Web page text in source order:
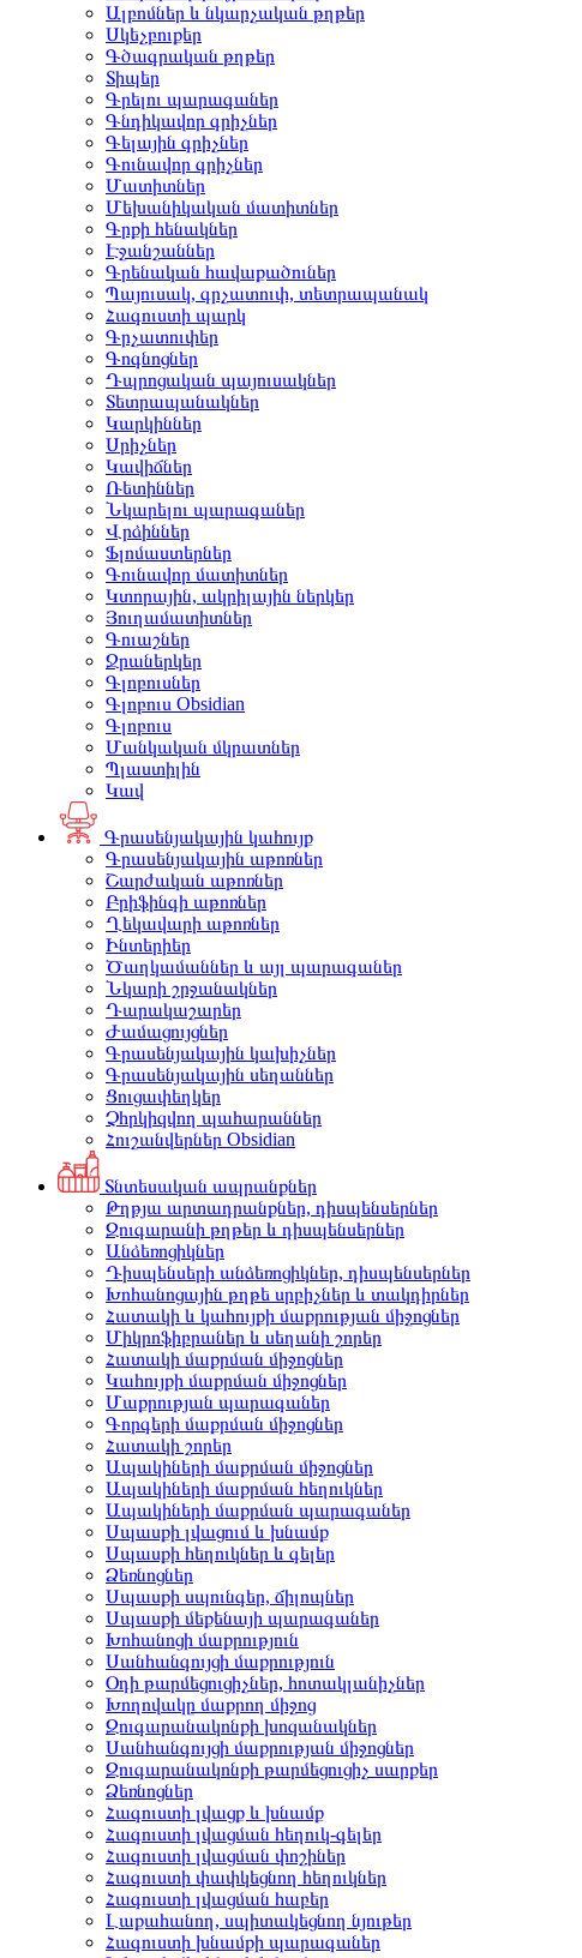
Ալբոմներ և նկարչական թղթեր
Սկեչբուքեր
Գծագրական թղթեր
Տիպեր
Գրելու պարագաներ
Գնդիկավոր գրիչներ
Գելային գրիչներ
Գունավոր գրիչներ
Մատիտներ
Մեխանիկական մատիտներ
Գրքի հենակներ
Էջանշաններ
Գրենական հավաքածուներ
Պայուսակ, գրչատուփ, տետրապանակ
Հագուստի պարկ
Գրչատուփեր
Գոգնոցներ
Դպրոցական պայուսակներ
Տետրապանակներ
Կարկիններ
Սրիչներ
Կավիճներ
Ռետիններ
Նկարելու պարագաներ
Վրձիններ
Ֆլոմաստերներ
Գունավոր մատիտներ
Կտորային, ակրիլային ներկեր
Յուղամատիտներ
Գուաշներ
Ջրաներկեր
Գլոբուսներ
Գլոբուս Obsidian
Գլոբուս
Մանկական մկրատներ
Պլաստիլին
Կավ
Գրասենյակային կահույք
Գրասենյակային աթոռներ
Շարժական աթոռներ
Բրիֆինգի աթոռներ
Ղեկավարի աթոռներ
Ինտերիեր
Ծաղկամաններ և այլ պարագաներ
Նկարի շրջանակներ
Դարակաշարեր
Ժամացույցներ
Գրասենյակային կախիչներ
Գրասենյակային սեղաններ
Ցուցափեղկեր
Չհրկիզվող պահարաններ
Հուշանվերներ Obsidian
Տնտեսական ապրանքներ
Թղթյա արտադրանքներ, դիսպենսերներ
Զուգարանի թղթեր և դիսպենսերներ
Անձեռոցիկներ
Դիսպենսերի անձեռոցիկներ, դիսպենսերներ
Խոհանոցային թղթե սրբիչներ և տակդիրներ
Հատակի և կահույքի մաքրության միջոցներ
Միկրոֆիբրաներ և սեղանի շորեր
Հատակի մաքրման միջոցներ
Կահույքի մաքրման միջոցներ
Մաքրության պարագաներ
Գորգերի մաքրման միջոցներ
Հատակի շորեր
Ապակիների մաքրման միջոցներ
Ապակիների մաքրման հեղուկներ
Ապակիների մաքրման պարագաներ
Սպասքի լվացում և խնամք
Սպասքի հեղուկներ և գելեր
Ձեռնոցներ
Սպասքի սպունգեր, ճիլոպներ
Սպասքի մեքենայի պարագաներ
Խոհանոցի մաքրություն
Սանհանգույցի մաքրություն
Օդի թարմեցուցիչներ, հոտակլանիչներ
Խողովակը մաքրող միջոց
Զուգարանակոնքի խոզանակներ
Սանհանգույցի մաքրության միջոցներ
Զուգարանակոնքի թարմեցուցիչ սարքեր
Ձեռնոցներ
Հագուստի լվացք և խնամք
Հագուստի լվացման հեղուկ-գելեր
Հագուստի լվացման փոշիներ
Հագուստի փափկեցնող հեղուկներ
Հագուստի լվացման հաբեր
Լաքահանող, սպիտակեցնող նյութեր
Հագուստի խնամքի պարագաներ